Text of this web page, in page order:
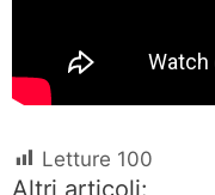
Letture 100
Altri articoli: